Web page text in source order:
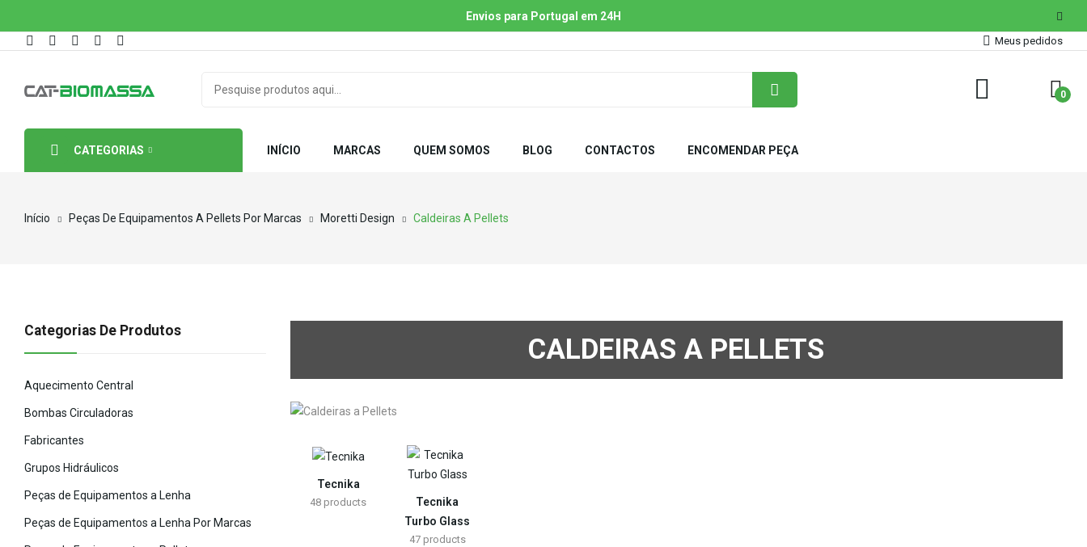
Envios para Portugal em 24H
Meus pedidos
0
CATEGORIAS INÍCIO MARCAS QUEM SOMOS BLOG CONTACTOS ENCOMENDAR PEÇA
Início Peças De Equipamentos A Pellets Por Marcas Moretti Design Caldeiras A Pellets
CALDEIRAS A PELLETS
Tecnika
48 products
Tecnika
Turbo Glass
47 products
Categorias De Produtos
Aquecimento Central
Bombas Circuladoras
Fabricantes
Grupos Hidráulicos
Peças de Equipamentos a Lenha
Peças de Equipamentos a Lenha Por Marcas